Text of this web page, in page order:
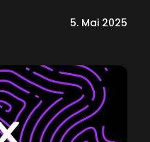
5. Mai 2025